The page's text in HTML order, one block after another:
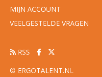
MIJN ACCOUNT
VEELGESTELDE VRAGEN
RSS
© ERGOTALENT.NL